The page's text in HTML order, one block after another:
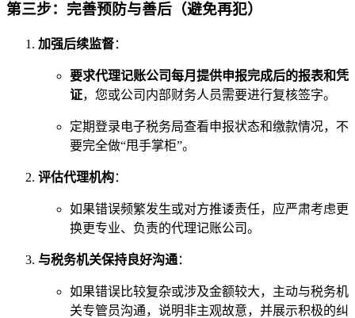
第三步：完善预防与善后（避免再犯）
加强后续监督：
要求代理记账公司每月提供申报完成后的报表和凭
证，您或公司内部财务人员需要进行复核签字。
定期登录电子税务局查看申报状态和缴款情况，不
要完全做“甩手掌柜”。
评估代理机构：
如果错误频繁发生或对方推诿责任，应严肃考虑更
换更专业、负责的代理记账公司。
与税务机关保持良好沟通：
如果错误比较复杂或涉及金额较大，主动与税务机
关专管员沟通，说明非主观故意，并展示积极的纠